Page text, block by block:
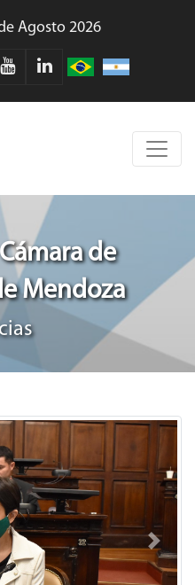
Agosto 2026
de
Mendoza
Next